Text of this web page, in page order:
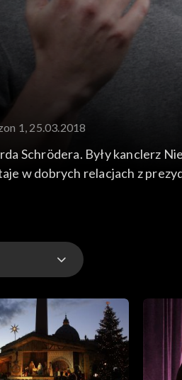
1, 25.03.2018
Schrödera. Były kanclerz
w dobrych relacjach z
Ponadto porozmawiamy o